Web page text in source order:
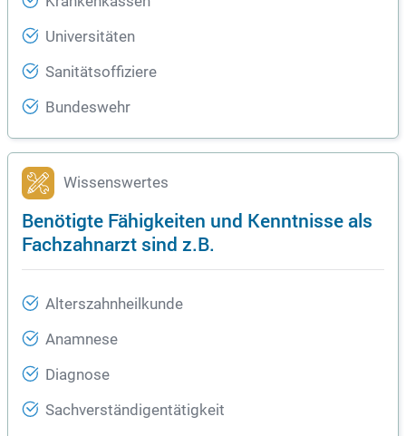
Universitäten
Sanitätsoffiziere
Bundeswehr
Wissenswertes
Benötigte Fähigkeiten und Kenntnisse als
Fachzahnarzt sind z.B.
Alterszahnheilkunde
Anamnese
Diagnose
Sachverständigentätigkeit